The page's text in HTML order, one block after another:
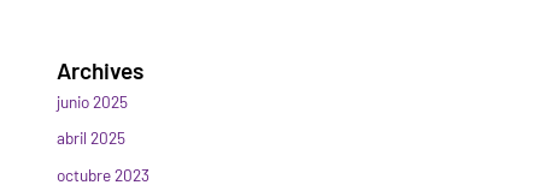
Archives
junio 2025
abril 2025
octubre 2023